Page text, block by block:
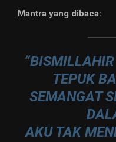
Mantra yang dibaca:
TEPUK
SEMANGAT
AKU TAK